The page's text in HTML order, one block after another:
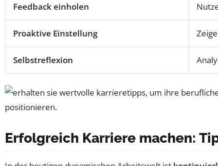
Feedback einholen
Proaktive Einstellung
Selbstreflexion
Erfolgreich Karriere machen: